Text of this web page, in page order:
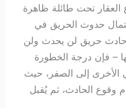
العقار تحت طائلة ظاهرة
حدوث الحريق في
حريق لن يحدث ولن
– فإن درجة الخطورة
إلى الصفر، حيث
وقوع الحادث، ثم يُقبل